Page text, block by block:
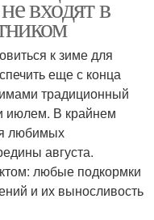
входят в
к зиме для
еще с конца
традиционный
июлем. В крайнем
любимых
августа.
любые подкормки
и их выносливость